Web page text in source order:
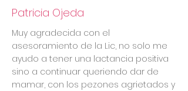
Patricia Ojeda
Muy agradecida con el
asesoramiento de la Lic, no solo me
ayudo a tener una lactancia positiva
sino a continuar queriendo dar de
mamar, con los pezones agrietados y